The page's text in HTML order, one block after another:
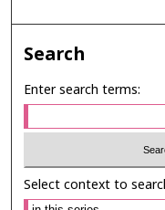
Search
Enter search terms:
Select context to